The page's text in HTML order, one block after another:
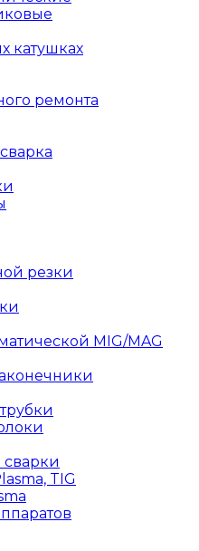
катушках
ремонта
резки
MIG/MAG
TIG